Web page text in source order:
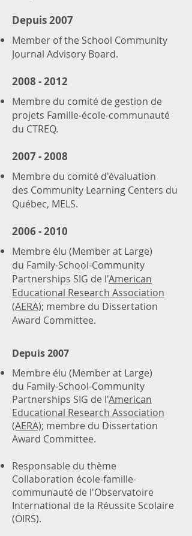
Depuis 2007
Member of the School Community
Journal Advisory Board.
2008 - 2012
Membre du comité de gestion de
projets Famille-école-communauté
du CTREQ.
2007 - 2008
Membre du comité d'évaluation
des Community Learning Centers du
Québec, MELS.
2006 - 2010
Membre élu (Member at Large)
du Family-School-Community
Partnerships SIG de l'American
Educational Research Association
(AERA); membre du Dissertation
Award Committee.
​Depuis 2007
Membre élu (Member at Large)
du Family-School-Community
Partnerships SIG de l'American
Educational Research Association
(AERA); membre du Dissertation
Award Committee.
Responsable du thème
Collaboration école-famille-
communauté de l'Observatoire
International de la Réussite Scolaire
(OIRS).